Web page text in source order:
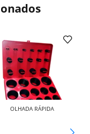
OLHADA RÁPIDA